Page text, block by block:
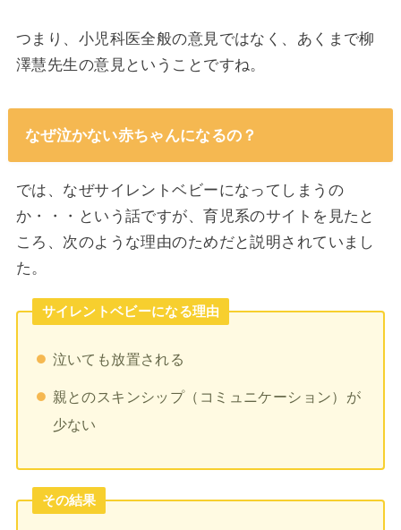
つまり、小児科医全般の意見ではなく、あくまで柳
澤慧先生の意見ということですね。
なぜ泣かない赤ちゃんになるの？
では、なぜサイレントベビーになってしまうの
か・・・という話ですが、育児系のサイトを見たと
ころ、次のような理由のためだと説明されていまし
た。
サイレントベビーになる理由
泣いても放置される
親とのスキンシップ（コミュニケーション）が
少ない
その結果